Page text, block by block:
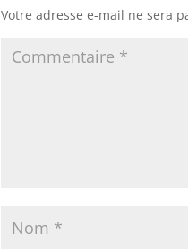
Votre adresse e-mail ne sera